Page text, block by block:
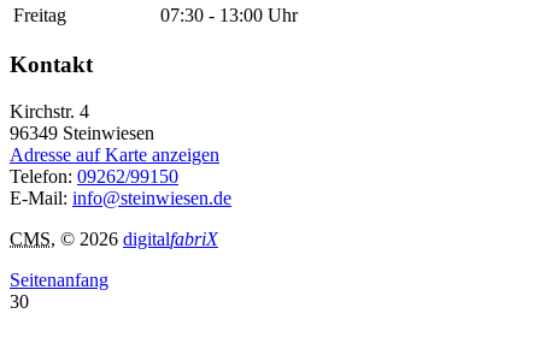
Freitag
07:30 - 13:00 Uhr
Kontakt
Kirchstr. 4
96349 Steinwiesen
Adresse auf Karte anzeigen
Telefon: 09262/99150
E-Mail: info@steinwiesen.de
CMS, © 2026 digitalfabriX
Seitenanfang
30